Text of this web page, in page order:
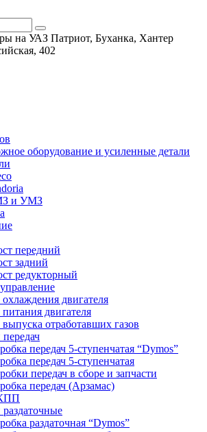
на УАЗ Патриот, Буханка, Хантер
402
оборудование и усиленные детали
и УМЗ
передний
задний
редукторный
двигателя
двигателя
отработавших газов
передач 5-ступенчатая “Dymos”
передач 5-ступенчатая
передач в сборе и запчасти
передач (Арзамас)
раздаточная “Dymos”